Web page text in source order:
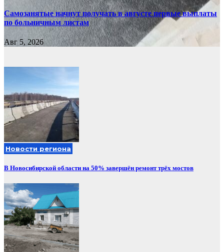
Самозанятые начнут получать в августе первые выплаты
по больничным листам
Авг 5, 2026
Новости региона
В Новосибирской области на 50% завершён ремонт трёх мостов